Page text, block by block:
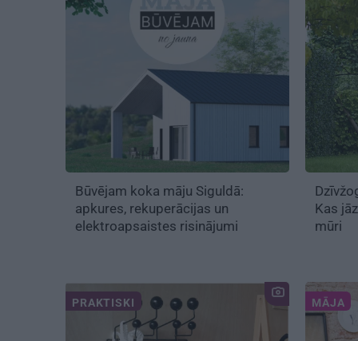
Būvējam koka māju Siguldā:
apkures, rekuperācijas un
elektroapsaistes risinājumi
Kas
mūri
PRAKTISKI MĀJA